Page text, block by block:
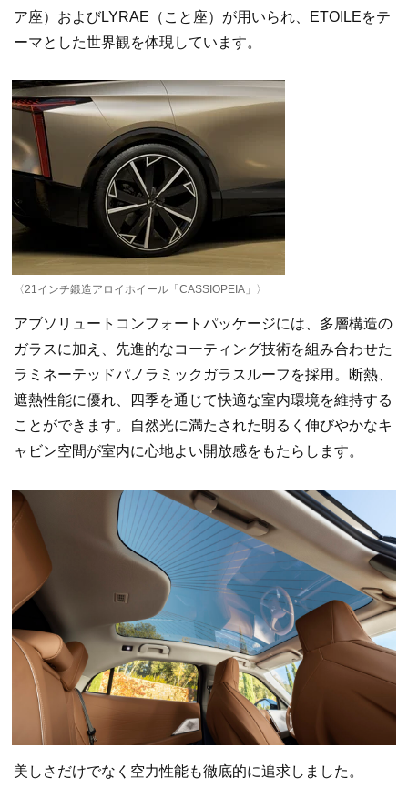
ア座）およびLYRAE（こと座）が用いられ、ETOILEをテ
ーマとした世界観を体現しています。
〈21インチ鍛造アロイホイール「CASSIOPEIA」〉
アブソリュートコンフォートパッケージには、多層構造の
ガラスに加え、先進的なコーティング技術を組み合わせた
ラミネーテッドパノラミックガラスルーフを採用。断熱、
遮熱性能に優れ、四季を通じて快適な室内環境を維持する
ことができます。自然光に満たされた明るく伸びやかなキ
ャビン空間が室内に心地よい開放感をもたらします。
美しさだけでなく空力性能も徹底的に追求しました。